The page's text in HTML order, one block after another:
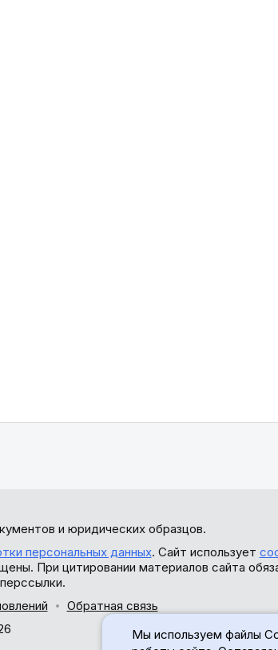
и юридических образцов.
персональных данных. Сайт использует
При цитировании материалов сайта
Обратная связь
Мы используем файлы